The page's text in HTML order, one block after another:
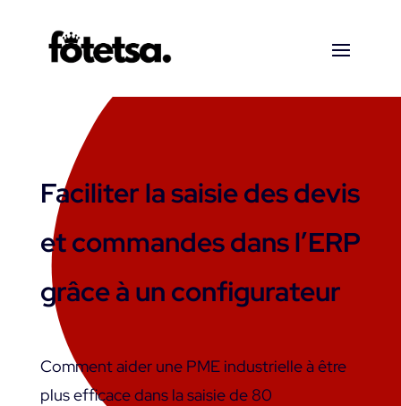
Faciliter la saisie des devis
et commandes dans l’ERP
grâce à un configurateur
Comment aider une PME industrielle à être
plus efficace dans la saisie de 80